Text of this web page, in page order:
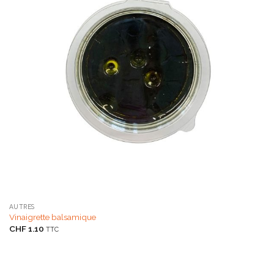
AUTRES
Vinaigrette balsamique
CHF1.10 TTC